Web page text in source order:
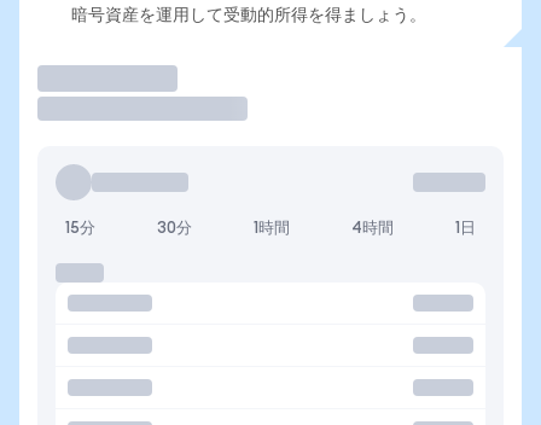
暗号資産を運用して受動的所得を得ましょう。
15分 30分 1時間 4時間 1日